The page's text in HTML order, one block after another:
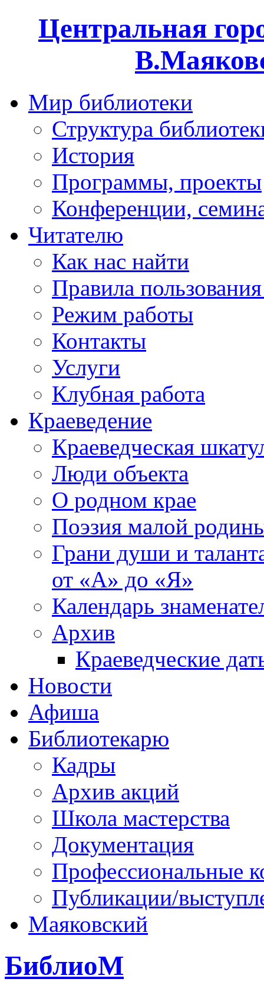
Центральная
Мир библиотеки
Структура
История
Программы, проекты
Конференции,
Читателю
Как нас найти
Правила
Режим работы
Контакты
Услуги
Клубная работа
Краеведение
Краеведческая
Люди объекта
О родном крае
Поэзия малой
Грани души и
от «А» до «Я»
Календарь
Архив
Краеведческие
Новости
Афиша
Библиотекарю
Кадры
Архив акций
Школа мастерства
Документация
Профессиональные
Публикации/
Маяковский
БиблиоМ